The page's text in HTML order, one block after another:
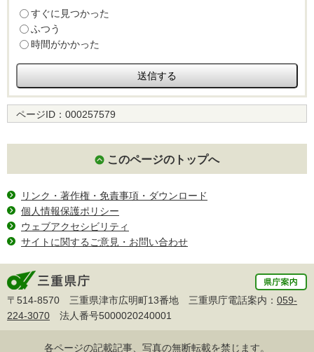
すぐに見つかった
ふつう
時間がかかった
ページID： 000257579
このページのトップへ
リンク・著作権・免責事項・ダウンロード
個人情報保護ポリシー
ウェブアクセシビリティ
サイトに関するご意見・お問い合わせ
〒514-8570 三重県津市広明町13番地 三重県庁電話案内： 059-
224-3070 法人番号5000020240001
各ページの記載記事、写真の無断転載を禁じます。